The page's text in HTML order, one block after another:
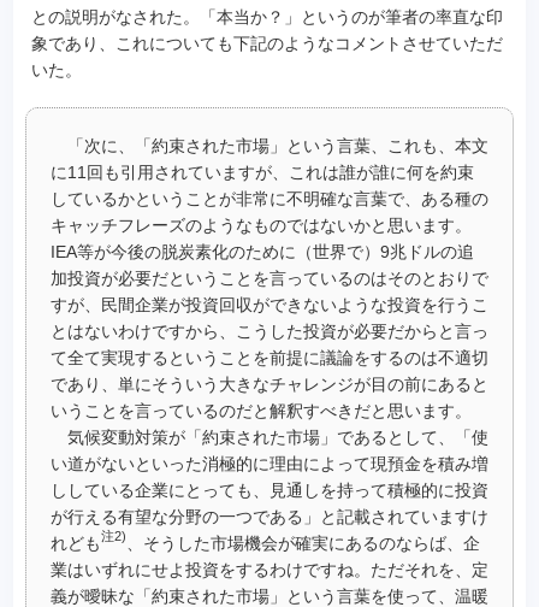
との説明がなされた。「本当か？」というのが筆者の率直な印
象であり、これについても下記のようなコメントさせていただ
いた。
「次に、「約束された市場」という言葉、これも、本文
に11回も引用されていますが、これは誰が誰に何を約束
しているかということが非常に不明確な言葉で、ある種の
キャッチフレーズのようなものではないかと思います。
IEA等が今後の脱炭素化のために（世界で）9兆ドルの追
加投資が必要だということを言っているのはそのとおりで
すが、民間企業が投資回収ができないような投資を行うこ
とはないわけですから、こうした投資が必要だからと言っ
て全て実現するということを前提に議論をするのは不適切
であり、単にそういう大きなチャレンジが目の前にあると
いうことを言っているのだと解釈すべきだと思います。
気候変動対策が「約束された市場」であるとして、「使
い道がないといった消極的に理由によって現預金を積み増
ししている企業にとっても、見通しを持って積極的に投資
が行える有望な分野の一つである」と記載されていますけ
れども注2)
、そうした市場機会が確実にあるのならば、企
業はいずれにせよ投資をするわけですね。ただそれを、定
義が曖昧な「約束された市場」という言葉を使って、温暖